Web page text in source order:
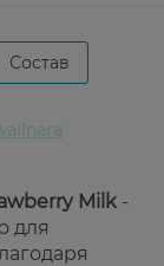
Состав
Milk -
для